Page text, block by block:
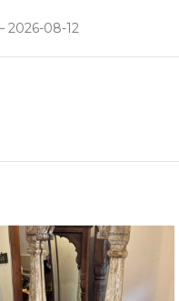
2026-08-12